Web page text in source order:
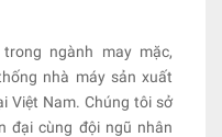
ngành may mặc,
nhà máy sản xuất
Việt Nam. Chúng tôi sở
đại cùng đội ngũ nhân